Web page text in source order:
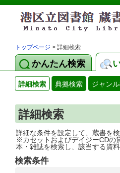
トップページ > 詳細検索
かんたん検索
詳細検索 典拠検索 ジャン
詳細検索
詳細な条件を設定して、蔵書を
※カセットおよびデイジーCDの
本・雑誌を検索し、該当する資
検索条件